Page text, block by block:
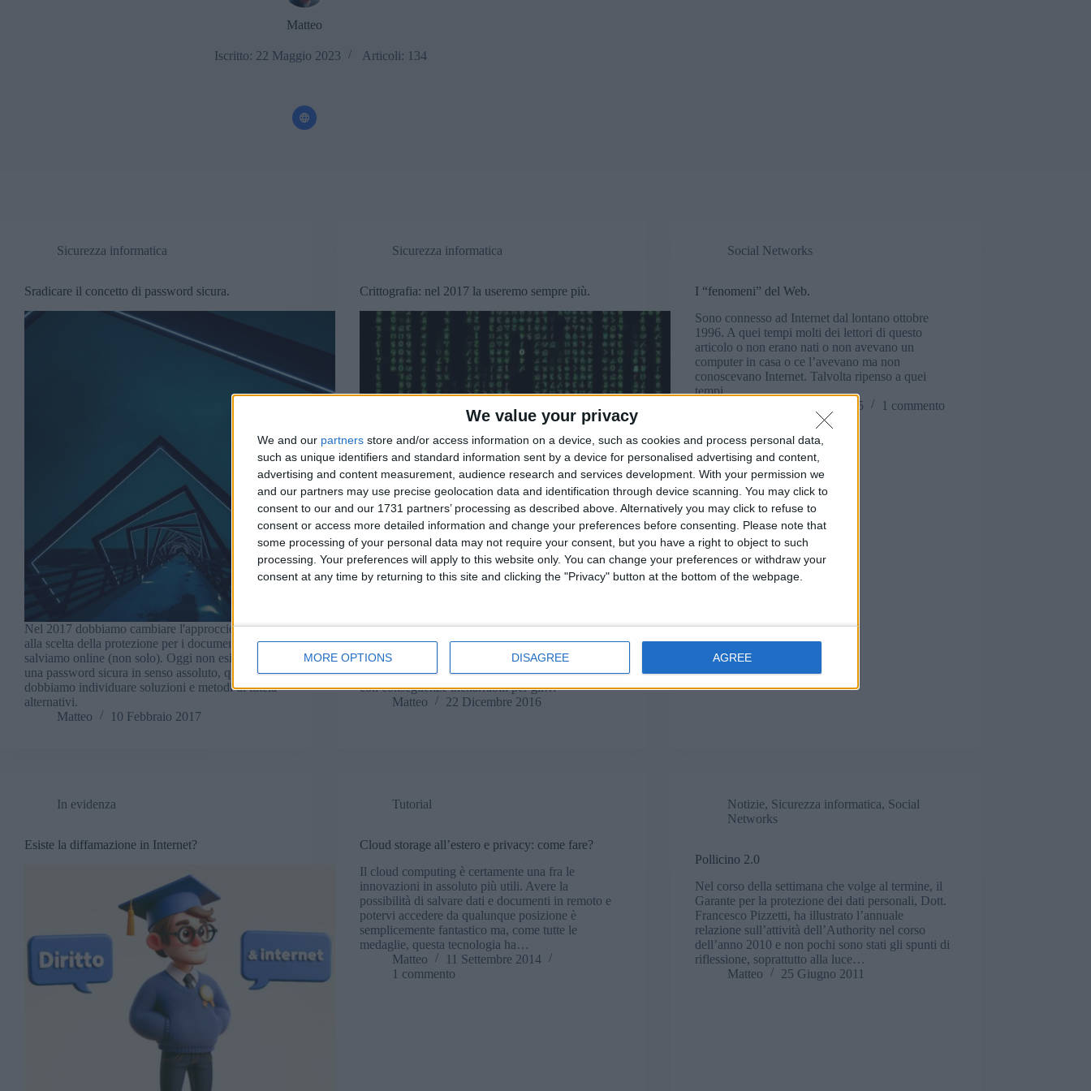
We value your privacy
We and our partners store and/or access information on a device, such as cookies and process personal data,
such as unique identifiers and standard information sent by a device for personalised advertising and content,
advertising and content measurement, audience research and services development. With your permission we
and our partners may use precise geolocation data and identification through device scanning. You may click to
consent to our and our 1731 partners’ processing as described above. Alternatively you may click to refuse to
consent or access more detailed information and change your preferences before consenting.
Please note that
some processing of your personal data may not require your consent, but you have a right to object to such
processing. Your preferences will apply to this website only. You can change your preferences or withdraw your
consent at any time by returning to this site and clicking the "Privacy" button at the bottom of the webpage.
MORE OPTIONS DISAGREE AGREE
Matteo
Iscritto: 22 Maggio 2023 Articoli: 134
Sicurezza informatica
Sradicare il concetto di password sicura.
Nel 2017 dobbiamo cambiare l'approccio mentale
alla scelta della protezione per i documenti che
salviamo online (non solo). Oggi non esiste più
una password sicura in senso assoluto, quindi
dobbiamo individuare soluzioni e metodi di tutela
alternativi.
Matteo
10 Febbraio 2017
Sicurezza informatica
Crittografia: nel 2017 la useremo sempre più.
Questo è il primo di una serie di articoli dedicati al
tema della sicurezza digitale alla luce dei numerosi
eventi registrati nel 2016 quali i maxi-furti di
account subiti da Yahoo! e tenuti nascosti per anni,
con conseguenze inenarrabili per gli…
Matteo
22 Dicembre 2016
Social Networks
I “fenomeni” del Web.
Sono connesso ad Internet dal lontano ottobre
1996. A quei tempi molti dei lettori di questo
articolo o non erano nati o non avevano un
computer in casa o ce l’avevano ma non
conoscevano Internet. Talvolta ripenso a quei
tempi…
9 Gennaio 2015 1 commento
In evidenza
Esiste la diffamazione in Internet?
Tutorial
Cloud storage all’estero e privacy: come fare?
Il cloud computing è certamente una fra le
innovazioni in assoluto più utili. Avere la
possibilità di salvare dati e documenti in remoto e
potervi accedere da qualunque posizione è
semplicemente fantastico ma, come tutte le
medaglie, questa tecnologia ha…
Matteo
11 Settembre 2014
1 commento
Notizie, Sicurezza informatica, Social
Networks
Pollicino 2.0
Nel corso della settimana che volge al termine, il
Garante per la protezione dei dati personali, Dott.
Francesco Pizzetti, ha illustrato l’annuale
relazione sull’attività dell’Authority nel corso
dell’anno 2010 e non pochi sono stati gli spunti di
riflessione, soprattutto alla luce…
Matteo
25 Giugno 2011